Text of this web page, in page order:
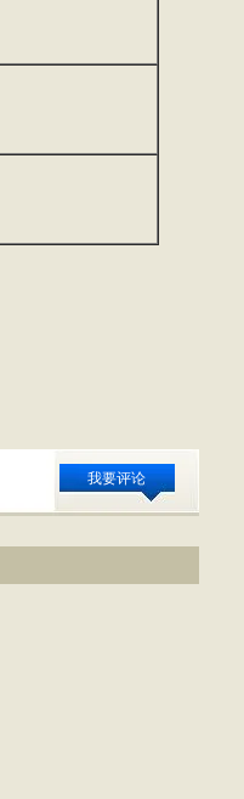
我要评论